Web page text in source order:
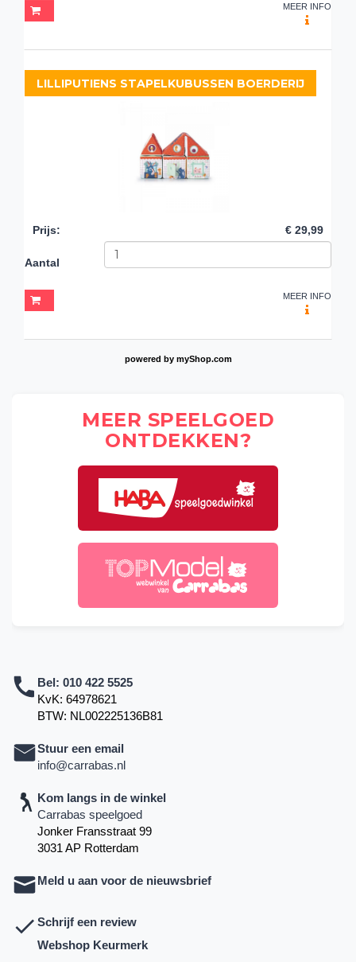
MEER INFO
LILLIPUTIENS STAPELKUBUSSEN BOERDERIJ
Prijs: € 29,99
Aantal
MEER INFO
powered by myShop.com
MEER SPEELGOED
ONTDEKKEN?
Bel: 010 422 5525
KvK: 64978621
BTW: NL002225136B81
Stuur een email
info@carrabas.nl
Kom langs in de winkel
Carrabas speelgoed
Jonker Fransstraat 99
3031 AP Rotterdam
Meld u aan voor de nieuwsbrief
Schrijf een review
Webshop Keurmerk